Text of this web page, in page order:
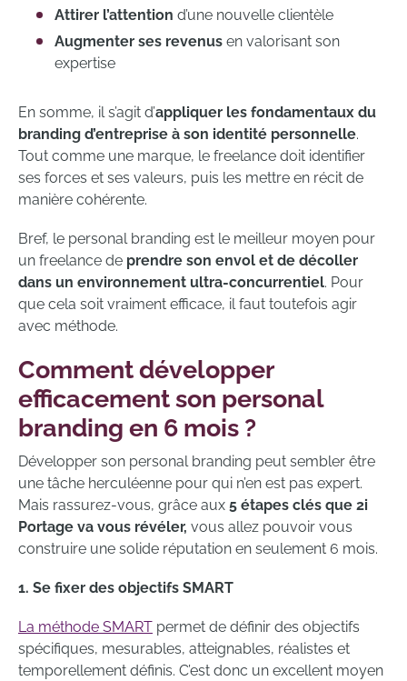
Attirer l’attention d’une nouvelle clientèle
Augmenter ses revenus en valorisant son
expertise
En somme, il s’agit d’appliquer les fondamentaux du
branding d’entreprise à son identité personnelle.
Tout comme une marque, le freelance doit identifier
ses forces et ses valeurs, puis les mettre en récit de
manière cohérente.
Bref, le personal branding est le meilleur moyen pour
un freelance de prendre son envol et de décoller
dans un environnement ultra-concurrentiel. Pour
que cela soit vraiment efficace, il faut toutefois agir
avec méthode.
Comment développer
efficacement son personal
branding en 6 mois ?
Développer son personal branding peut sembler être
une tâche herculéenne pour qui n’en est pas expert.
Mais rassurez-vous, grâce aux 5 étapes clés que 2i
Portage va vous révéler, vous allez pouvoir vous
construire une solide réputation en seulement 6 mois.
1. Se fixer des objectifs SMART
La méthode SMART permet de définir des objectifs
spécifiques, mesurables, atteignables, réalistes et
temporellement définis. C’est donc un excellent moyen